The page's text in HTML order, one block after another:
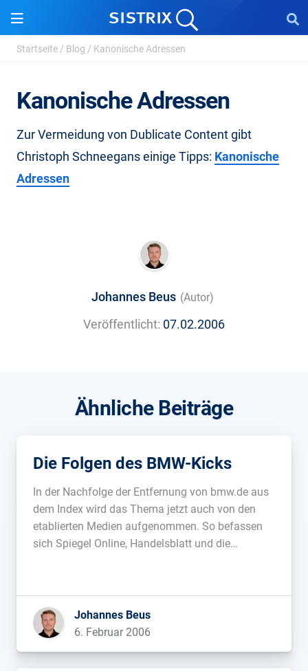
Startseite / Blog / Kanonische Adressen
Kanonische Adressen
Zur Vermeidung von Dublicate Content gibt
Christoph Schneegans einige Tipps: Kanonische
Adressen
Johannes Beus (Autor)
Veröffentlicht: 07.02.2006
Ähnliche Beiträge
Die Folgen des BMW-Kicks
In der Nachfolge der Entfernung von bmw.de aus
dem Index wird das Thema jetzt auch von den
etablierten Medien aufgenommen. So befassen
sich Spiegel Online, Handelsblatt und die
grundlegendes Verständnis von SEO nicht zu
erkennen. Philipp […]...
Johannes Beus
6. Februar 2006